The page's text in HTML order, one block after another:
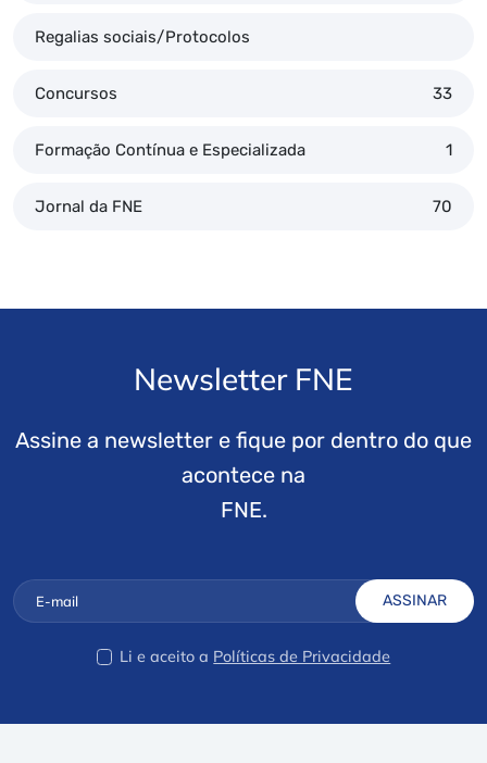
Regalias sociais/Protocolos
Concursos 33
Formação Contínua e Especializada 1
Jornal da FNE 70
Newsletter FNE
Assine a newsletter e fique por dentro do que
acontece na
FNE.
ASSINAR
Li e aceito a Políticas de Privacidade